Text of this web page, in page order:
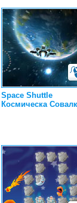
Space Shuttle
Космическа